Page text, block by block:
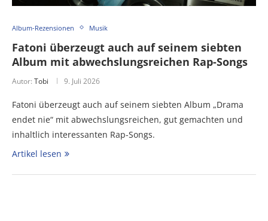
Album-Rezensionen Musik
Fatoni überzeugt auch auf seinem siebten
Album mit abwechslungsreichen Rap-Songs
Autor: Tobi 9. Juli 2026
Fatoni überzeugt auch auf seinem siebten Album „Drama
endet nie“ mit abwechslungsreichen, gut gemachten und
inhaltlich interessanten Rap-Songs.
Artikel lesen